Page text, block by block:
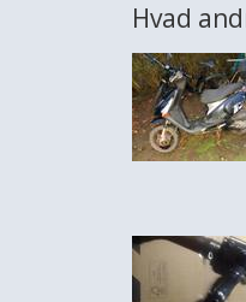
Hvad